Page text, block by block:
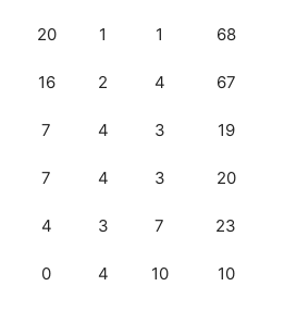
20 1 1 68
16 2 4 67
7 4 3 19
7 4 3 20
4 3 7 23
0 4 10 10